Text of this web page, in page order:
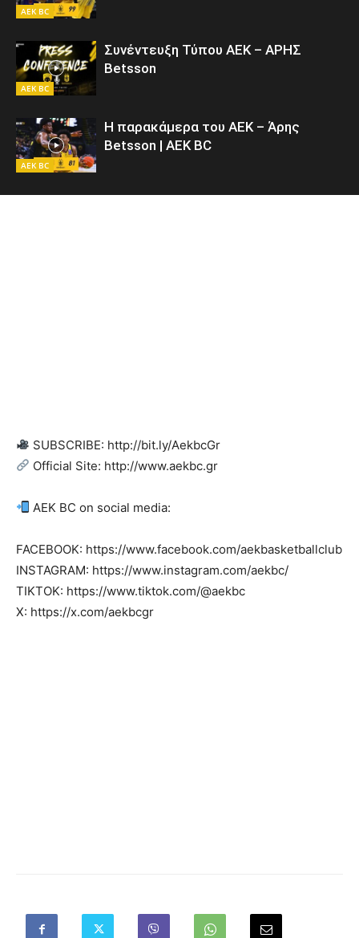
AEK BC
AEK BC
Συνέντευξη Τύπου ΑΕΚ – ΑΡΗΣ
Betsson
AEK BC
Η παρακάμερα του ΑΕΚ – Άρης
Betsson | AEK BC
SUBSCRIBE: http://bit.ly/AekbcGr
Official Site: http://www.aekbc.gr
AEK BC on social media:
FACEBOOK: https://www.facebook.com/aekbasketballclub
INSTAGRAM: https://www.instagram.com/aekbc/
TIKTOK: https://www.tiktok.com/@aekbc
X: https://x.com/aekbcgr